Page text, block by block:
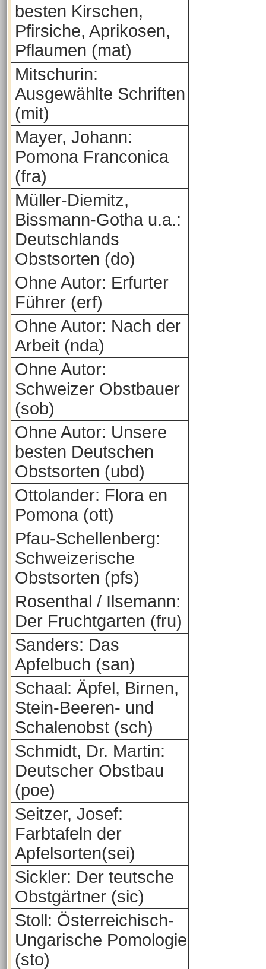
besten Kirschen,
Pfirsiche, Aprikosen,
Pflaumen (mat)
Mitschurin:
Ausgewählte Schriften
(mit)
Mayer, Johann:
Pomona Franconica
(fra)
Müller-Diemitz,
Bissmann-Gotha u.a.:
Deutschlands
Obstsorten (do)
Ohne Autor: Erfurter
Führer (erf)
Ohne Autor: Nach der
Arbeit (nda)
Ohne Autor:
Schweizer Obstbauer
(sob)
Ohne Autor: Unsere
besten Deutschen
Obstsorten (ubd)
Ottolander: Flora en
Pomona (ott)
Pfau-Schellenberg:
Schweizerische
Obstsorten (pfs)
Rosenthal / Ilsemann:
Der Fruchtgarten (fru)
Sanders: Das
Apfelbuch (san)
Schaal: Äpfel, Birnen,
Stein-Beeren- und
Schalenobst (sch)
Schmidt, Dr. Martin:
Deutscher Obstbau
(poe)
Seitzer, Josef:
Farbtafeln der
Apfelsorten(sei)
Sickler: Der teutsche
Obstgärtner (sic)
Stoll: Österreichisch-
Ungarische Pomologie
(sto)